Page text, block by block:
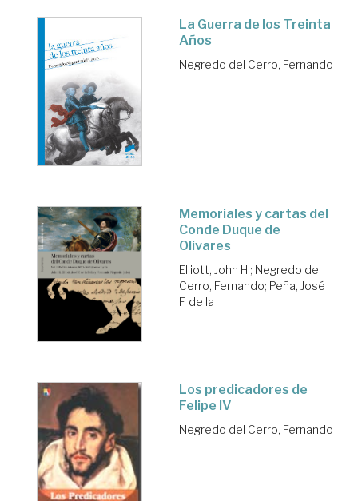
La Guerra de los Treinta
Años
Negredo del Cerro, Fernando
Memoriales y cartas del
Conde Duque de
Olivares
Elliott, John H.; Negredo del
Cerro, Fernando; Peña, José
F. de la
Los predicadores de
Felipe IV
Negredo del Cerro, Fernando